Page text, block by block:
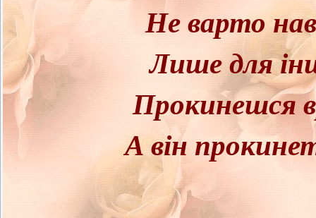
Не варто
Лише для
Прокинешся
А він